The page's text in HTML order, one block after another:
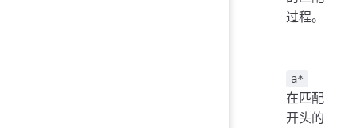
过程。
a*
在匹配
开头的